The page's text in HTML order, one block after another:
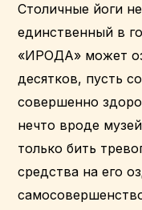
Столичные йоги
единственный в
«ИРОДА» может
десятков, пусть
совершенно
нечто вроде
только бить
средства на его